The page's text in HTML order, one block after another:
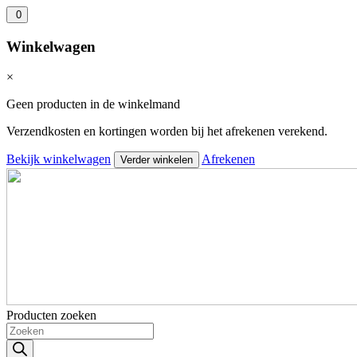
0
Winkelwagen
×
Geen producten in de winkelmand
Verzendkosten en kortingen worden bij het afrekenen verekend.
Bekijk winkelwagen Verder winkelen Afrekenen
Producten zoeken